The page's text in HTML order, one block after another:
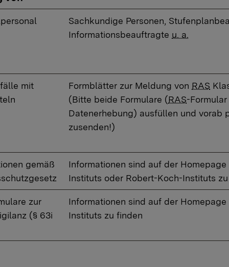
​Sachkundige Personen,
Informationsbeauftragte u. a.
mit
Formblätter zur Meldung von RAS
(Bitte beide Formulare (RAS-
Datenerhebung) ausfüllen und vorab
zusenden!)
gemäß
​Informationen sind auf der
Instituts oder Robert-Koch-Instituts
zur
(§ 63i
Informationen sind auf der
Instituts zu finden